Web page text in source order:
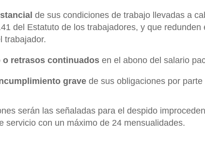
de sus condiciones de trabajo llevadas a
del Estatuto de los trabajadores, y que redunden
trabajador.
o retrasos continuados en el abono del salario
grave de sus obligaciones por
serán las señaladas para el despido
servicio con un máximo de 24 mensualidades.